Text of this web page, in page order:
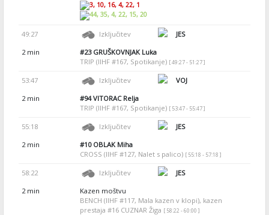
3, 10, 16, 4, 22, 1
44, 35, 4, 22, 15, 20
49:27 Izključitev
JES
2 min
#23GRUŠKOVNJAK Luka
TRIP (IIHF #167, Spotikanje) [ 49:27 - 51:27 ]
53:47 Izključitev
VOJ
2 min
#94VITORAC Relja
TRIP (IIHF #167, Spotikanje) [ 53:47 - 55:47 ]
55:18 Izključitev
JES
2 min
#10OBLAK Miha
CROSS (IIHF #127, Nalet s palico) [ 55:18 - 57:18 ]
58:22 Izključitev
JES
2 min
Kazen moštvu
BENCH (IIHF #117, Mala kazen v klopi), kazen
prestaja #16 CUZNAR Žiga [ 58:22 - 60:00 ]